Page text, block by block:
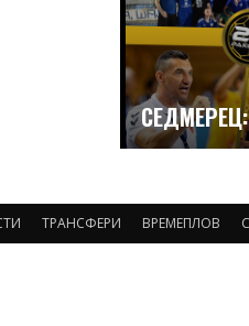
СЕДМЕРЕЦ:
ТРАНСФЕРИ ВРЕМЕПЛОВ